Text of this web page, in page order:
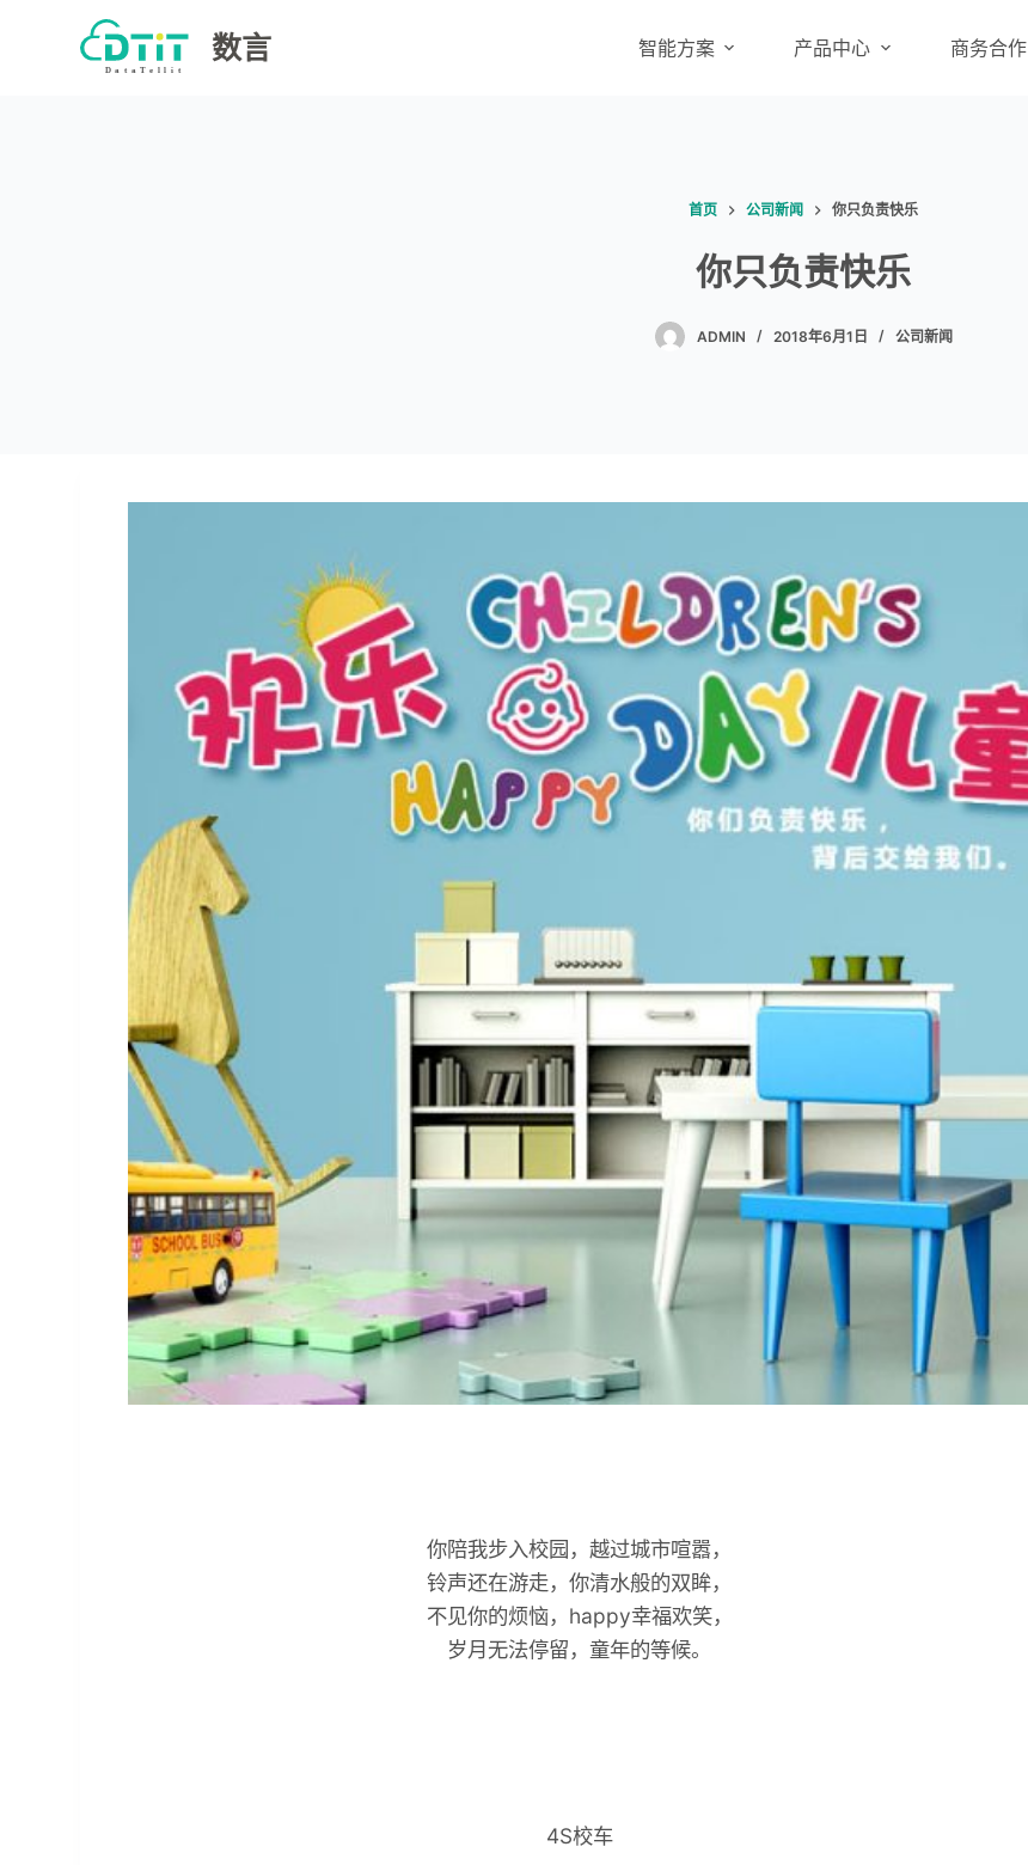
数言 智能方案 产品中心 商务合作
首页 公司新闻 你只负责快乐
你只负责快乐
ADMIN 2018年6月1日 公司新闻
你陪我步入校园，越过城市喧嚣，
铃声还在游走，你清水般的双眸，
不见你的烦恼，happy幸福欢笑，
岁月无法停留，童年的等候。
4S校车